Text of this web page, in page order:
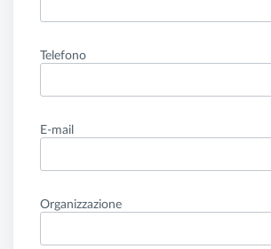
Telefono
E-mail
Organizzazione